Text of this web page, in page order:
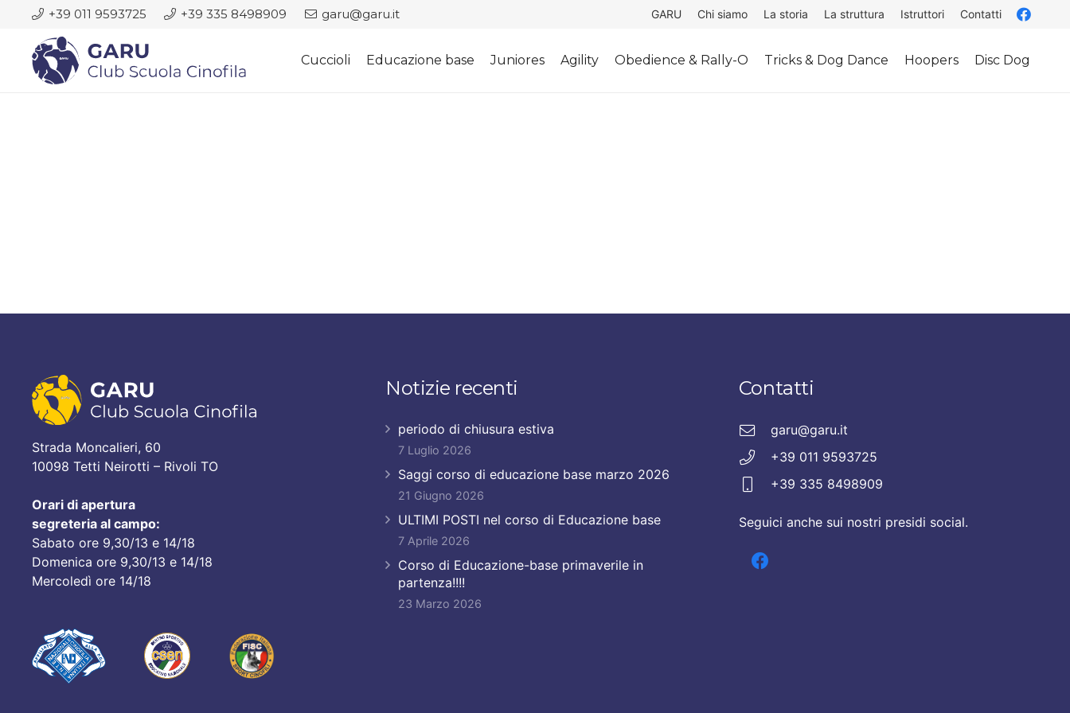
+39 011 9593725 +39 335 8498909 garu@garu.it GARU Chi siamo La storia La struttura Istruttori Contatti
Cuccioli Educazione base Juniores Agility Obedience & Rally-O Tricks & Dog Dance Hoopers Disc Dog
Strada Moncalieri, 60
10098 Tetti Neirotti – Rivoli TO
Orari di apertura
segreteria al campo:
Sabato ore 9,30/13 e 14/18
Domenica ore 9,30/13 e 14/18
Mercoledì ore 14/18
Notizie recenti
periodo di chiusura estiva
7 Luglio 2026
Saggi corso di educazione base marzo 2026
21 Giugno 2026
ULTIMI POSTI nel corso di Educazione base
7 Aprile 2026
Corso di Educazione-base primaverile in
partenza!!!!
23 Marzo 2026
Contatti
garu@garu.it
+39 011 9593725
+39 335 8498909
Seguici anche sui nostri presidi social.